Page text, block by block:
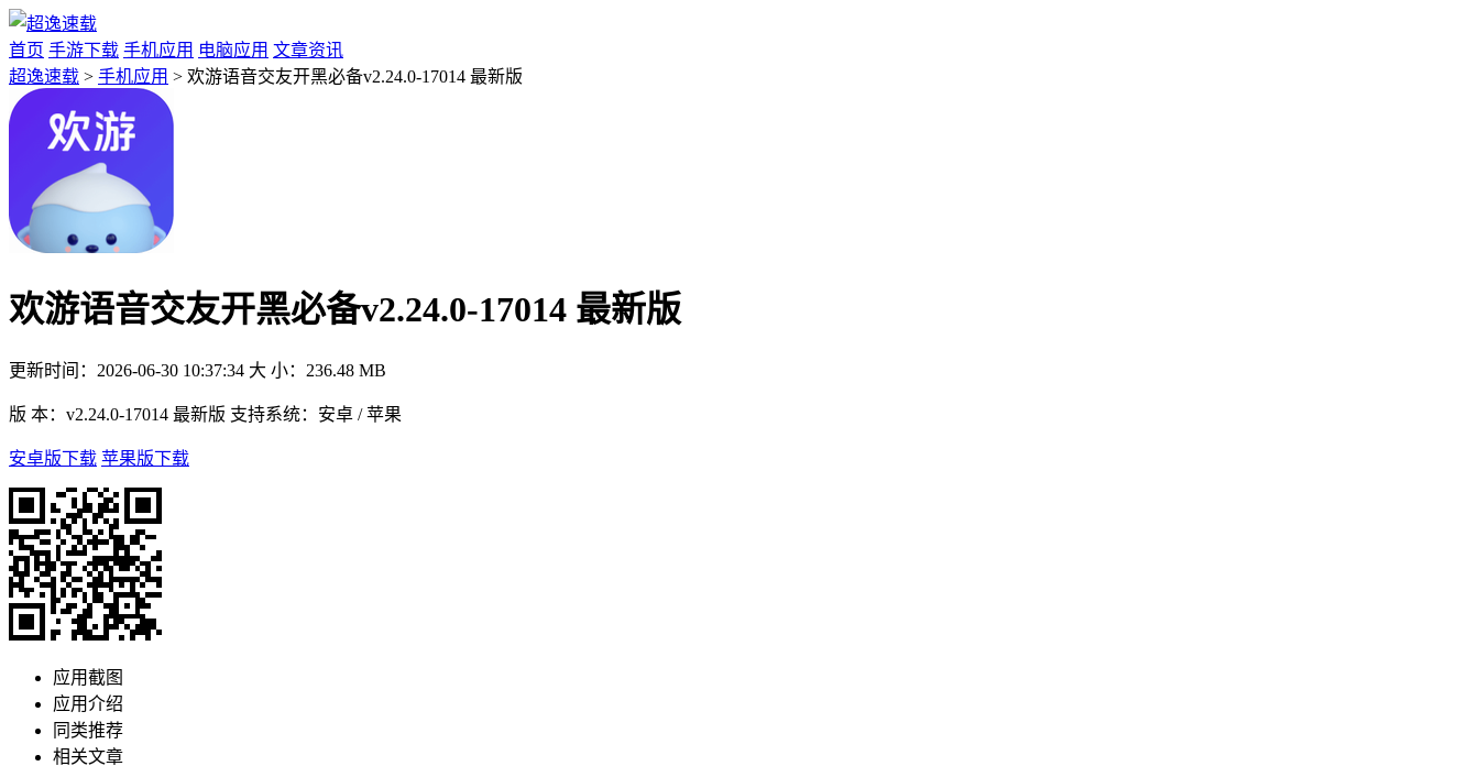
首页 手游下载 手机应用 电脑应用 文章资讯
超逸速载 > 手机应用 > 欢游语音交友开黑必备v2.24.0-17014 最新版
欢游语音交友开黑必备v2.24.0-17014 最新版
更新时间： 2026-06-30 10:37:34 大 小： 236.48 MB
版 本： v2.24.0-17014 最新版 支持系统： 安卓 / 苹果
安卓版下载 苹果版下载
应用截图
应用介绍
同类推荐
相关文章